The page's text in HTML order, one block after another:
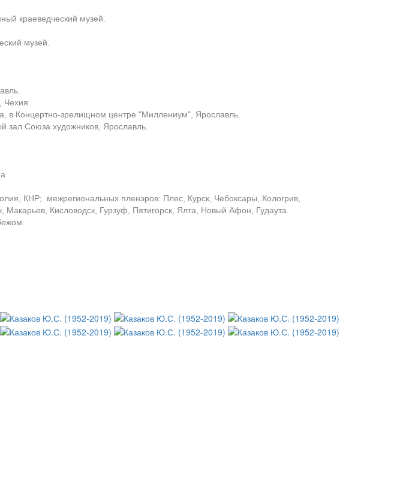
краеведческий музей.
музей.
Чехия.
в Концертно-зрелищном центре "Миллениум", Ярославль.
зал Союза художников, Ярославль.
КНР; межрегиональных пленэров: Плес, Курск, Чебоксары, Кологрив,
Макарьев, Кисловодск, Гурзуф, Пятигорск, Ялта, Новый Афон, Гудаута.